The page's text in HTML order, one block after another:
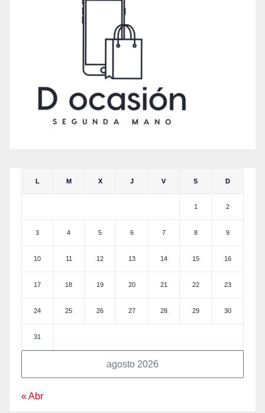
agosto 2026
L M X J V S D
1 2
3 4 5 6 7 8 9
10 11 12 13 14 15 16
17 18 19 20 21 22 23
24 25 26 27 28 29 30
31
« Abr